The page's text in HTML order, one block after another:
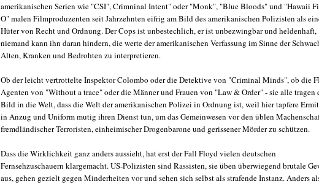
amerikanischen Serien wie "CSI", Crimninal Intent" oder "Monk", "Blue Bloods" und "Hawaii
O" malen Filmproduzenten seit Jahrzehnten eifrig am Bild des amerikanischen Polizisten als
Hüter von Recht und Ordnung. Der Cops ist unbestechlich, er ist unbezwingbar und heldenhaft,
niemand kann ihn daran hindern, die werte der amerikanischen Verfassung im Sinne der
Alten, Kranken und Bedrohten zu interpretieren.
Ob der leicht vertrottelte Inspektor Colombo oder die Detektive von "Criminal Minds", ob die
Agenten von "Without a trace" oder die Männer und Frauen von "Law & Order" - sie alle tragen
Bild in die Welt, dass die Welt der amerikanischen Polizei in Ordnung ist, weil hier tapfere
in Anzug und Uniform mutig ihren Dienst tun, um das Gemeinwesen vor den üblen
fremdländischer Terroristen, einheimischer Drogenbarone und gerissener Mörder zu schützen.
Dass die Wirklichkeit ganz anders aussieht, hat erst der Fall Floyd vielen deutschen
Fernsehzuschauern klargemacht. US-Polizisten sind Rassisten, sie üben überwiegend brutale
aus, gehen gezielt gegen Minderheiten vor und sehen sich selbst als strafende Instanz. Anders